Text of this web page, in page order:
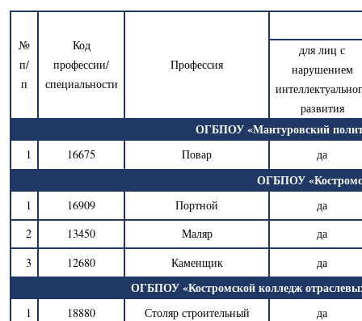
№
п/
п
Код
профессии/
специальности
Профессия
для лиц с
нарушением
развития
ОГБПОУ «Мантуровский
1 16675 Повар да
ОГБПОУ
1 16909 Портной
да
2
13450 Маляр
да
3
12680 Каменщик да
ОГБПОУ «Костромской колледж
1 18880 Столяр строительный
да